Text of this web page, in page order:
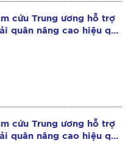
cứu Trung ương hỗ trợ
quân nâng cao hiệu quả
hợp quân dân y
cứu Trung ương hỗ trợ
quân nâng cao hiệu quả
hợp quân dân y